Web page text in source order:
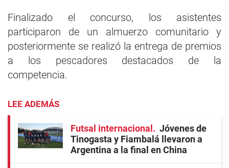
Finalizado el concurso, los asistentes
participaron de un almuerzo comunitario y
posteriormente se realizó la entrega de premios
a los pescadores destacados de la
competencia.
LEE ADEMÁS
Futsal internacional
Jóvenes de
Tinogasta y Fiambalá llevaron a
Argentina a la final en China